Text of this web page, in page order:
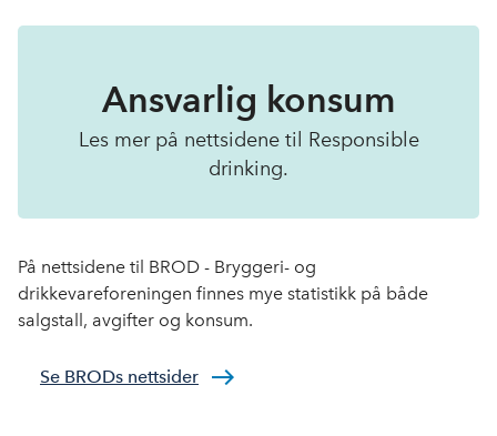
Ansvarlig konsum
Les mer på nettsidene til Responsible
drinking.
På nettsidene til BROD - Bryggeri- og
drikkevareforeningen finnes mye statistikk på både
salgstall, avgifter og konsum.
Se BRODs nettsider